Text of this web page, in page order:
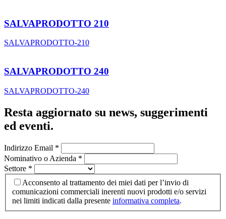
SALVAPRODOTTO 210
SALVAPRODOTTO-210
SALVAPRODOTTO 240
SALVAPRODOTTO-240
Resta aggiornato su news, suggerimenti
ed eventi.
Indirizzo Email *
Nominativo o Azienda *
Settore *
Acconsento al trattamento dei miei dati per l’invio di
comunicazioni commerciali inerenti nuovi prodotti e/o servizi
nei limiti indicati dalla presente informativa completa.